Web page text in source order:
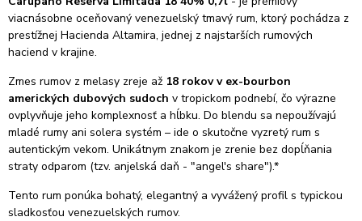
viacnásobne oceňovaný venezuelský tmavý rum, ktorý pochádza z
prestížnej Hacienda Altamira, jednej z najstarších rumových
haciend v krajine.
Zmes rumov z melasy zreje až 18 rokov v ex-bourbon
amerických dubových sudoch v tropickom podnebí, čo výrazne
ovplyvňuje jeho komplexnosť a hĺbku. Do blendu sa nepoužívajú
mladé rumy ani solera systém – ide o skutočne vyzretý rum s
autentickým vekom. Unikátnym znakom je zrenie bez dopĺňania
straty odparom (tzv. anjelská daň - "angel's share").*
Tento rum ponúka bohatý, elegantný a vyvážený profil s typickou
sladkosťou venezuelských rumov.